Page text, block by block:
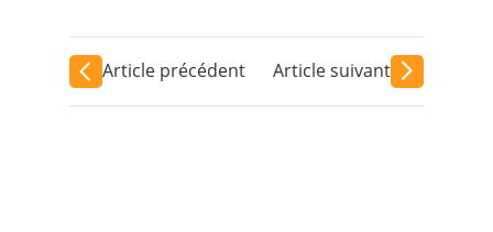
Article précédent Article suivant